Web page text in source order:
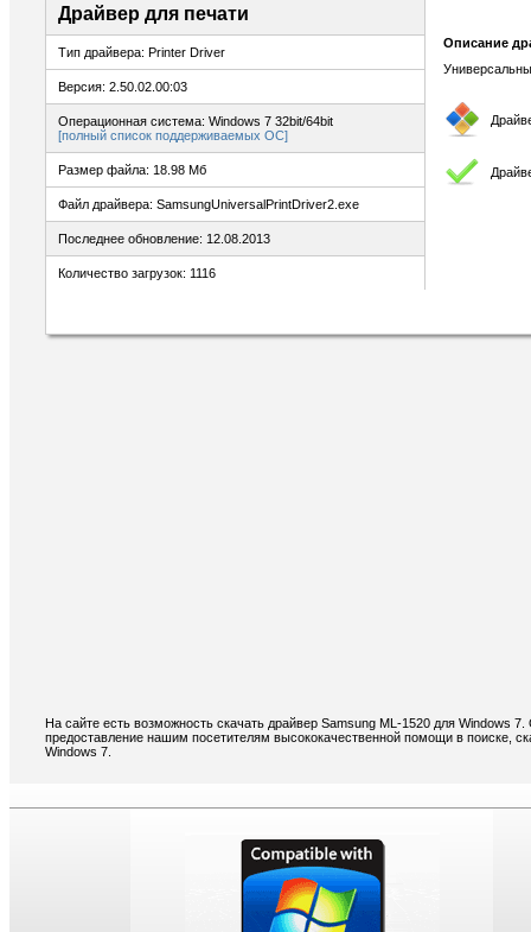
Драйвер для печати
Тип драйвера: Printer Driver
Версия: 2.50.02.00:03
Операционная система: Windows 7 32bit/64bit
[полный список поддерживаемых ОС]
Размер файла: 18.98 Мб
Файл драйвера: SamsungUniversalPrintDriver2.exe
Последнее обновление: 12.08.2013
Количество загрузок: 1116
Описание
На сайте есть возможность скачать драйвер Samsung ML-1520 для Windows
предоставление нашим посетителям высококачественной помощи в поиске,
Windows 7.